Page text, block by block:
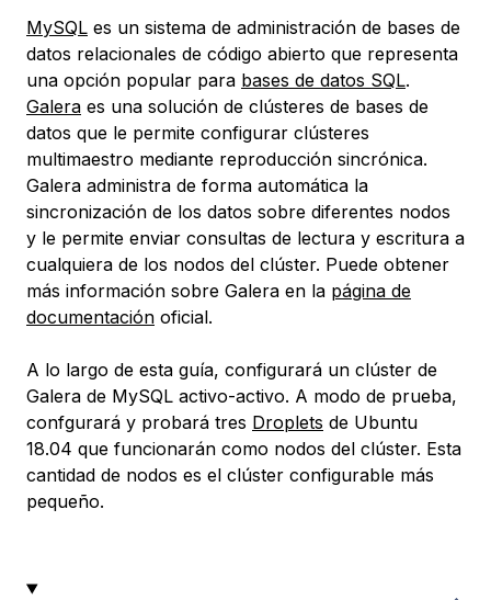
MySQL es un sistema de administración de bases de
datos relacionales de código abierto que representa
una opción popular para bases de datos SQL.
Galera es una solución de clústeres de bases de
datos que le permite configurar clústeres
multimaestro mediante reproducción sincrónica.
Galera administra de forma automática la
sincronización de los datos sobre diferentes nodos
y le permite enviar consultas de lectura y escritura a
cualquiera de los nodos del clúster. Puede obtener
más información sobre Galera en la página de
documentación oficial.
A lo largo de esta guía, configurará un clúster de
Galera de MySQL activo-activo. A modo de prueba,
confgurará y probará tres Droplets de Ubuntu
18.04 que funcionarán como nodos del clúster. Esta
cantidad de nodos es el clúster configurable más
pequeño.